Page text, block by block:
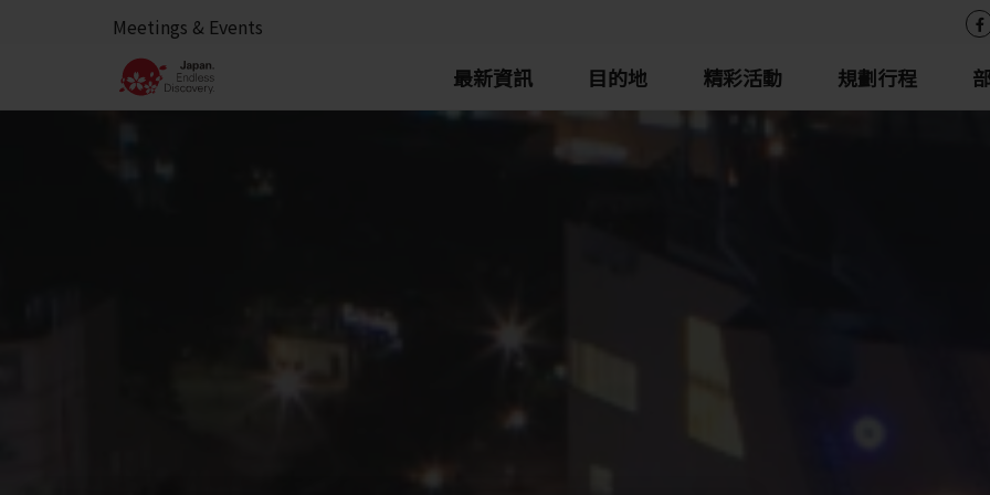
Meetings & Events
最新資訊 目的地 精彩活動 規劃行程